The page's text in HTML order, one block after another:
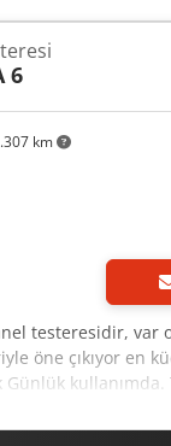
hızlar: 4.200
masası
sergi̇ maki̇nesi̇ -
km
6
testeresidir, var
öne çıkıyor en
dak. puanlama
dönüş ayarı 0-